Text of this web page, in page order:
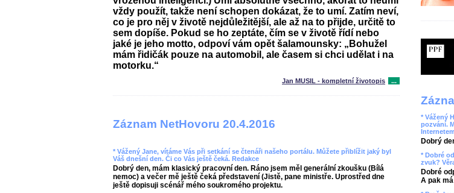
vždy použít, takže není schopen dokázat, že to umí. Zatím neví,
co je pro něj v životě nejdůležitější, ale až na to přijde, určitě to
sem dopíše. Pokud se ho zeptáte, čím se v životě řídí nebo
jaké je jeho motto, odpoví vám opět šalamounsky: „Bohužel
mám řidičák pouze na automobil, ale časem si chci udělat i na
motorku.“
Jan MUSIL - kompletní životopis ...
Záznam NetHovoru 20.4.2016
* Vážený Jane, vítáme Vás při setkání se čtenáři našeho portálu. Můžete přiblížit jaký byl
Váš dnešní den. Či co Vás ještě čeká. Redakce
Dobrý den, mám klasický pracovní den. Ráno jsem měl generální zkoušku (Bílá
nemoc) a večer mě ještě čeká představení (Jistě, pane ministře. Uprostřed dne
ještě dopisuji scénář mého soukromého projektu.
* Vážený
pozvání.
Dobrý
* Dobré
zvuk?
Dobré
A pak